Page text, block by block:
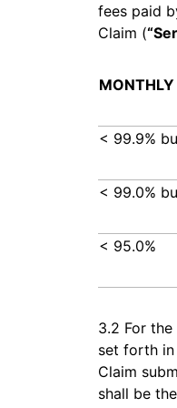
fees paid
Claim (
MONTHLY
< 99.9%
< 99.0%
< 95.0%
3.2 For
set forth in
Claim
shall be